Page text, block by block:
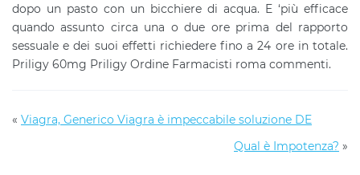
dopo un pasto con un bicchiere di acqua. E ‘più efficace
quando assunto circa una o due ore prima del rapporto
sessuale e dei suoi effetti richiedere fino a 24 ore in totale.
Priligy 60mg Priligy Ordine Farmacisti roma commenti.
« Viagra, Generico Viagra è impeccabile soluzione DE
Qual è Impotenza? »